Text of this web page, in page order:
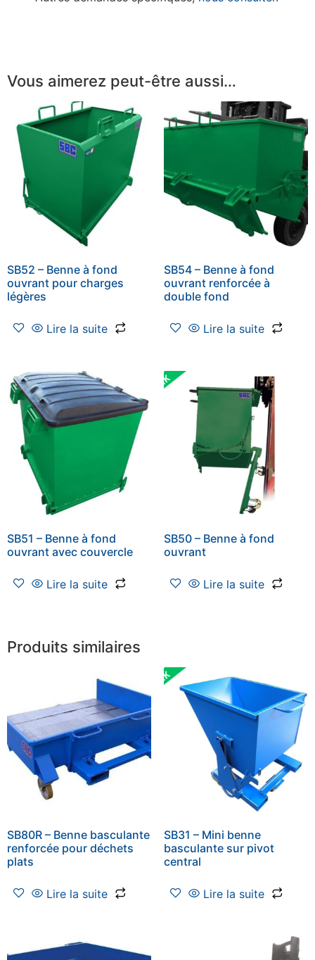
Vous aimerez peut-être aussi…
SB52 – Benne à fond
ouvrant pour charges
légères
Lire la suite
SB54 – Benne à fond
ouvrant renforcée à
double fond
Lire la suite
SB51 – Benne à fond
ouvrant avec couvercle
Lire la suite
SB50 – Benne à fond
ouvrant
Lire la suite
Produits similaires
SB80R – Benne basculante
renforcée pour déchets
plats
Lire la suite
SB31 – Mini benne
basculante sur pivot
central
Lire la suite